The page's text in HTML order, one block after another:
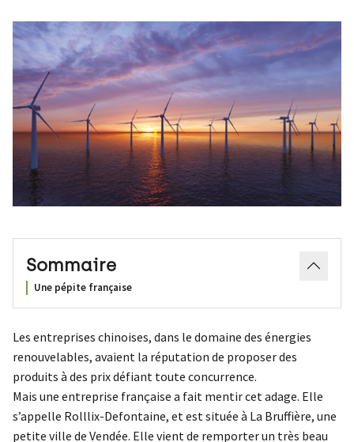
Sommaire
Une pépite française
Les entreprises chinoises, dans le domaine des énergies
renouvelables, avaient la réputation de proposer des
produits à des prix défiant toute concurrence.
Mais une entreprise française a fait mentir cet adage. Elle
s’appelle Rolllix-Defontaine, et est située à La Bruffière, une
petite ville de Vendée. Elle vient de remporter un très beau